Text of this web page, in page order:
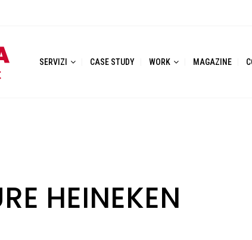
SERVIZI CASE STUDY WORK MAGAZINE
HEINEKEN